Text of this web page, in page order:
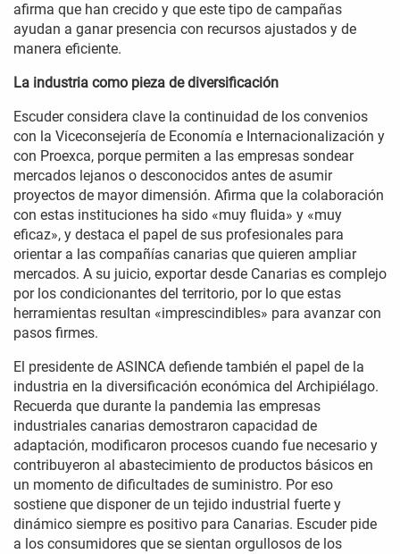
afirma que han crecido y que este tipo de campañas
ayudan a ganar presencia con recursos ajustados y de
manera eficiente.
La industria como pieza de diversificación
Escuder considera clave la continuidad de los convenios
con la Viceconsejería de Economía e Internacionalización y
con Proexca, porque permiten a las empresas sondear
mercados lejanos o desconocidos antes de asumir
proyectos de mayor dimensión. Afirma que la colaboración
con estas instituciones ha sido «muy fluida» y «muy
eficaz», y destaca el papel de sus profesionales para
orientar a las compañías canarias que quieren ampliar
mercados. A su juicio, exportar desde Canarias es complejo
por los condicionantes del territorio, por lo que estas
herramientas resultan «imprescindibles» para avanzar con
pasos firmes.
El presidente de ASINCA defiende también el papel de la
industria en la diversificación económica del Archipiélago.
Recuerda que durante la pandemia las empresas
industriales canarias demostraron capacidad de
adaptación, modificaron procesos cuando fue necesario y
contribuyeron al abastecimiento de productos básicos en
un momento de dificultades de suministro. Por eso
sostiene que disponer de un tejido industrial fuerte y
dinámico siempre es positivo para Canarias. Escuder pide
a los consumidores que se sientan orgullosos de los